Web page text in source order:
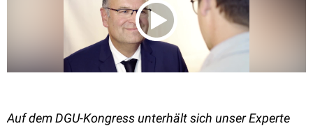
Auf dem DGU-Kongress unterhält sich unser Experte